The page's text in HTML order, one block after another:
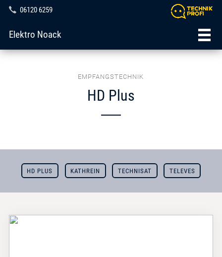
06120 6259
Elektro Noack
EMPFANGSTECHNIK
HD Plus
HD PLUS KATHREIN TECHNISAT TELEVES